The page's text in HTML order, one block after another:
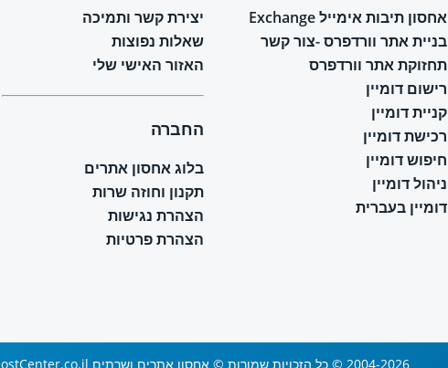
אחסון תיבות אימייל Exchange
בניית אתר וורדפרס -צור קשר
תחזוקת אתר וורדפרס
רישום דומיין
קניית דומיין
רכישת דומיין
חיפוש דומיין
ניהול דומיין
דומיין בעברית
יצירת קשר ותמיכה
שאלות נפוצות
האזור האישי שלי
החברה
בלוג אחסון אתרים
תקנון וחוזה שרות
הצהרת נגישות
הצהרת פרטיות
2004-2026 © כל הזכויות שמורות © אחסון אתרים ושרתים HostCenter.co.il